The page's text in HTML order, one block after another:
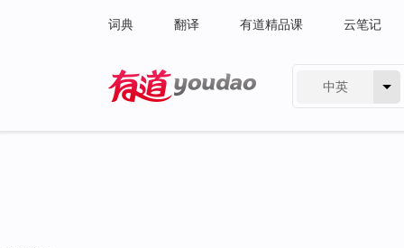
词典 翻译 有道精品课 云笔记
中英